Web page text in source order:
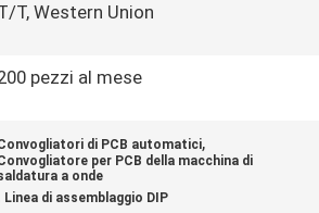
T, Western Union
pezzi al mese
di PCB automatici,
per PCB della macchina di
a onde
Linea di assemblaggio DIP